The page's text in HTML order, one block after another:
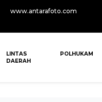
www.antarafoto.com
LINTAS
DAERAH
POLHUKAM